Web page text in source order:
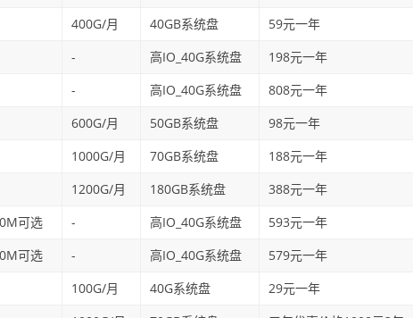
400G/月 40GB系统盘
59元一年
- 高IO_40G系统盘
198元一年
- 高IO_40G系统盘
808元一年
600G/月 50GB系统盘
98元一年
1000G/月 70GB系统盘
188元一年
1200G/月 180GB系统盘
388元一年
可选 - 高IO_40G系统盘
593元一年
可选 - 高IO_40G系统盘
579元一年
100G/月 40G系统盘
29元一年